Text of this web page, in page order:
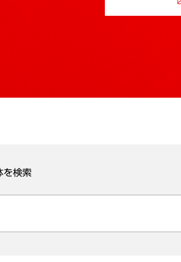
を検索